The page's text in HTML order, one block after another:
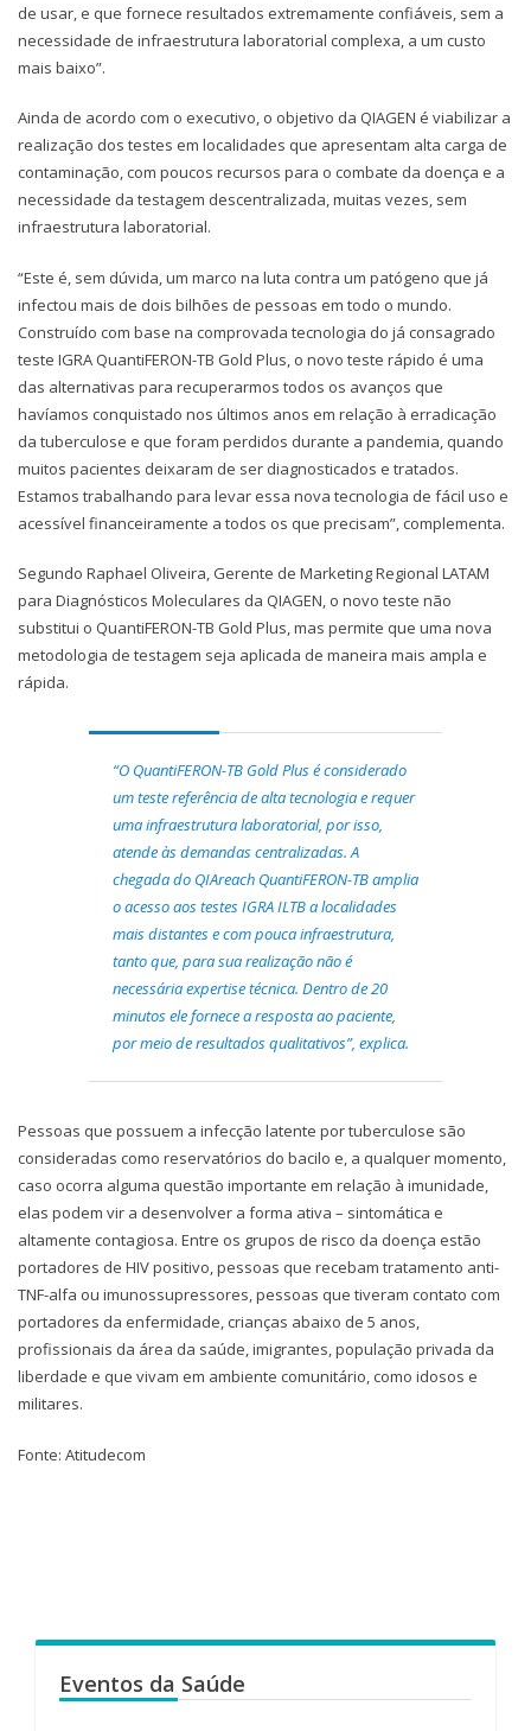
de usar, e que fornece resultados extremamente confiáveis, sem a
necessidade de infraestrutura laboratorial complexa, a um custo
mais baixo”.
Ainda de acordo com o executivo, o objetivo da QIAGEN é viabilizar a
realização dos testes em localidades que apresentam alta carga de
contaminação, com poucos recursos para o combate da doença e a
necessidade da testagem descentralizada, muitas vezes, sem
infraestrutura laboratorial.
“Este é, sem dúvida, um marco na luta contra um patógeno que já
infectou mais de dois bilhões de pessoas em todo o mundo.
Construído com base na comprovada tecnologia do já consagrado
teste IGRA QuantiFERON-TB Gold Plus, o novo teste rápido é uma
das alternativas para recuperarmos todos os avanços que
havíamos conquistado nos últimos anos em relação à erradicação
da tuberculose e que foram perdidos durante a pandemia, quando
muitos pacientes deixaram de ser diagnosticados e tratados.
Estamos trabalhando para levar essa nova tecnologia de fácil uso e
acessível financeiramente a todos os que precisam”, complementa.
Segundo Raphael Oliveira, Gerente de Marketing Regional LATAM
para Diagnósticos Moleculares da QIAGEN, o novo teste não
substitui o QuantiFERON-TB Gold Plus, mas permite que uma nova
metodologia de testagem seja aplicada de maneira mais ampla e
rápida.
“O QuantiFERON-TB Gold Plus é considerado
um teste referência de alta tecnologia e requer
uma infraestrutura laboratorial, por isso,
atende às demandas centralizadas. A
chegada do QIAreach QuantiFERON-TB amplia
o acesso aos testes IGRA ILTB a localidades
mais distantes e com pouca infraestrutura,
tanto que, para sua realização não é
necessária expertise técnica. Dentro de 20
minutos ele fornece a resposta ao paciente,
por meio de resultados qualitativos”, explica.
Pessoas que possuem a infecção latente por tuberculose são
consideradas como reservatórios do bacilo e, a qualquer momento,
caso ocorra alguma questão importante em relação à imunidade,
elas podem vir a desenvolver a forma ativa – sintomática e
altamente contagiosa. Entre os grupos de risco da doença estão
portadores de HIV positivo, pessoas que recebam tratamento anti-
TNF-alfa ou imunossupressores, pessoas que tiveram contato com
portadores da enfermidade, crianças abaixo de 5 anos,
profissionais da área da saúde, imigrantes, população privada da
liberdade e que vivam em ambiente comunitário, como idosos e
militares.
Fonte: Atitudecom
Eventos da Saúde